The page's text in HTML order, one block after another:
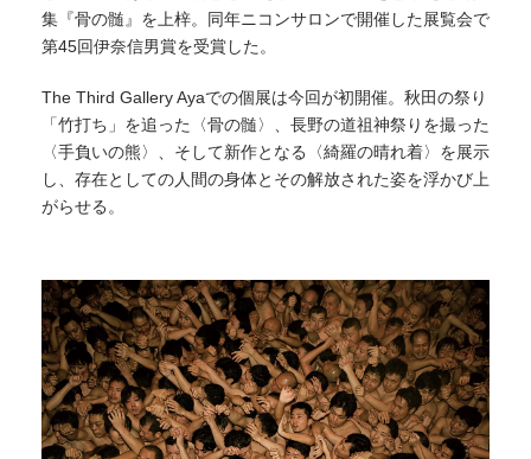
集『骨の髄』を上梓。同年ニコンサロンで開催した展覧会で
第45回伊奈信男賞を受賞した。
The Third Gallery Ayaでの個展は今回が初開催。秋田の祭り
「竹打ち」を追った〈骨の髄〉、長野の道祖神祭りを撮った
〈手負いの熊〉、そして新作となる〈綺羅の晴れ着〉を展示
し、存在としての人間の身体とその解放された姿を浮かび上
がらせる。